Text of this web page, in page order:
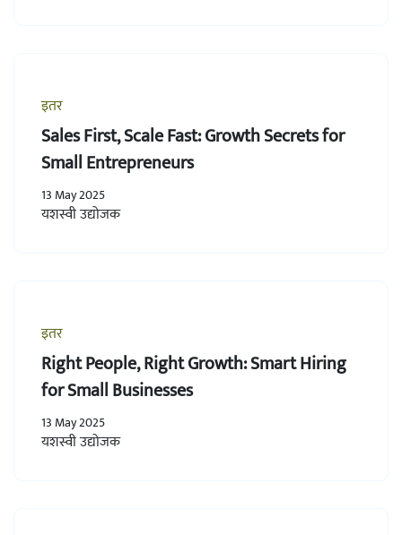
इतर
Sales First, Scale Fast: Growth Secrets for
Small Entrepreneurs
13 May 2025
यशस्वी उद्योजक
इतर
Right People, Right Growth: Smart Hiring
for Small Businesses
13 May 2025
यशस्वी उद्योजक